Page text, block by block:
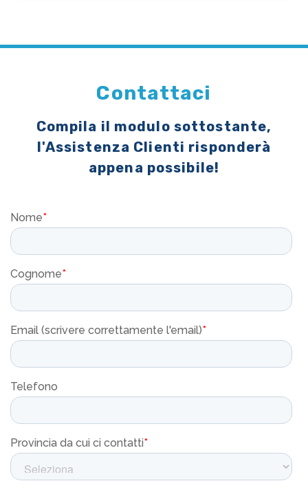
Contattaci
Compila il modulo sottostante,
l'Assistenza Clienti risponderà
appena possibile!